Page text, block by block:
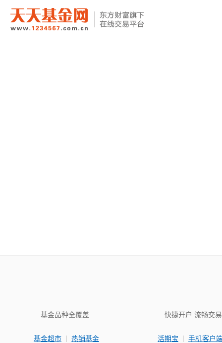
基金品种全覆盖
基金超市 | 热销基金
快捷开户 流畅交易
活期宝 | 手机客户